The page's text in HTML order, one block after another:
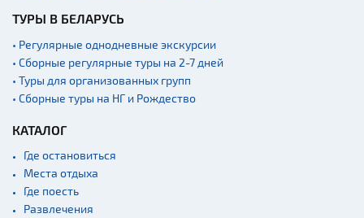
ТУРЫ В БЕЛАРУСЬ
• Регулярные однодневные экскурсии
• Сборные регулярные туры на 2-7 дней
• Туры для организованных групп
• Сборные туры на НГ и Рождество
КАТАЛОГ
Где остановиться
Места отдыха
Где поесть
Развлечения